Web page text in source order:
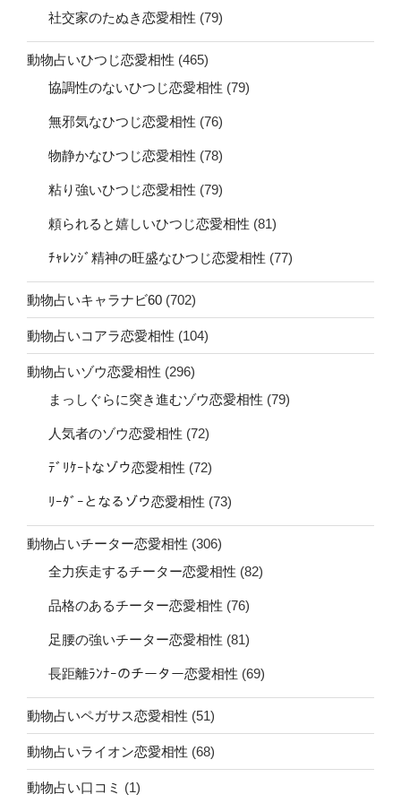
社交家のたぬき恋愛相性 (79)
動物占いひつじ恋愛相性 (465)
協調性のないひつじ恋愛相性 (79)
無邪気なひつじ恋愛相性 (76)
物静かなひつじ恋愛相性 (78)
粘り強いひつじ恋愛相性 (79)
頼られると嬉しいひつじ恋愛相性 (81)
ﾁｬﾚﾝｼﾞ精神の旺盛なひつじ恋愛相性 (77)
動物占いキャラナビ60 (702)
動物占いコアラ恋愛相性 (104)
動物占いゾウ恋愛相性 (296)
まっしぐらに突き進むゾウ恋愛相性 (79)
人気者のゾウ恋愛相性 (72)
ﾃﾞﾘｹｰﾄなゾウ恋愛相性 (72)
ﾘｰﾀﾞｰとなるゾウ恋愛相性 (73)
動物占いチーター恋愛相性 (306)
全力疾走するチーター恋愛相性 (82)
品格のあるチーター恋愛相性 (76)
足腰の強いチーター恋愛相性 (81)
長距離ﾗﾝﾅｰのチーター恋愛相性 (69)
動物占いペガサス恋愛相性 (51)
動物占いライオン恋愛相性 (68)
動物占い口コミ (1)